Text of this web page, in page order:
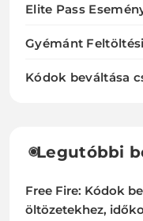
Elite Pass
Gyémánt
Kódok beváltása
Legutóbbi
Free Fire: Kódok
öltözetekhez,